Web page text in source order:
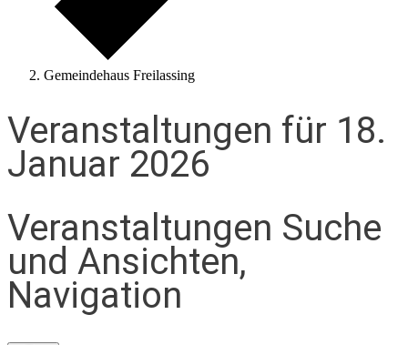
Gemeindehaus Freilassing
Veranstaltungen für 18.
Januar 2026
Veranstaltungen Suche
und Ansichten,
Navigation